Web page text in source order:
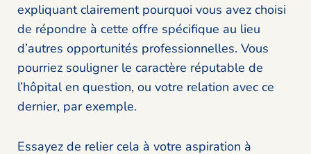
expliquant clairement pourquoi vous avez choisi
de répondre à cette offre spécifique au lieu
d’autres opportunités professionnelles. Vous
pourriez souligner le caractère réputable de
l’hôpital en question, ou votre relation avec ce
dernier, par exemple.
Essayez de relier cela à votre aspiration à